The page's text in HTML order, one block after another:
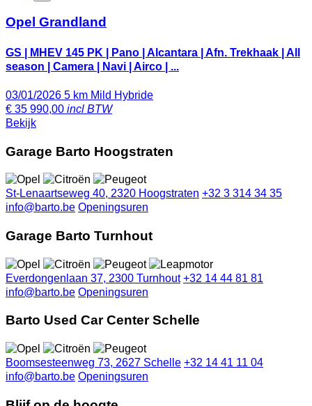
Opel Grandland
GS | MHEV 145 PK | Pano | Alcantara | Afn. Trekhaak | All
season | Camera | Navi | Airco | ...
03/01/2026 5 km Mild Hybride
€ 35 990,00 incl BTW
Bekijk
Garage Barto Hoogstraten
St-Lenaartseweg 40, 2320 Hoogstraten +32 3 314 34 35
info@barto.be Openingsuren
Garage Barto Turnhout
Everdongenlaan 37, 2300 Turnhout +32 14 44 81 81
info@barto.be Openingsuren
Barto Used Car Center Schelle
Boomsesteenweg 73, 2627 Schelle +32 14 41 11 04
info@barto.be Openingsuren